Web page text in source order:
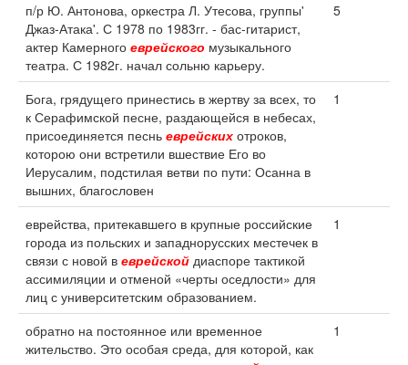
п/р Ю. Антонова, оркестра Л. Утесова, группы'
Джаз-Атака'. С 1978 по 1983гг. - бас-гитарист,
актер Камерного еврейского музыкального
театра. С 1982г. начал сольню карьеру.
5
Бога, грядущего принестись в жертву за всех, то
к Серафимской песне, раздающейся в небесах,
присоединяется песнь еврейских отроков,
которою они встретили вшествие Его во
Иерусалим, подстилая ветви по пути: Осанна в
вышних, благословен
1
еврейства, притекавшего в крупные российские
города из польских и западнорусских местечек в
связи с новой в еврейской диаспоре тактикой
ассимиляции и отменой «черты оседлости» для
лиц с университетским образованием.
1
обратно на постоянное или временное
жительство. Это особая среда, для которой, как
1